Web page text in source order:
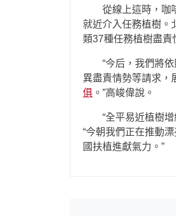
從線上這時，咖
就近介入任務植樹。
類37種任務植樹盡責
“今后，我們將
異盡責情勢等請求，
俱 。”高峻偉說。
“全平易近植樹
“今朝我們正在推動
國扶植進獻氣力。”